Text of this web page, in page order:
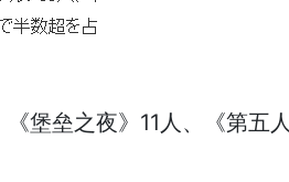
堡垒之夜》11人、《第五人